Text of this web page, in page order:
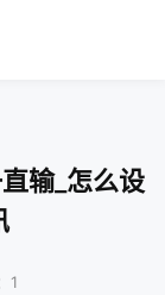
输_怎么设
1